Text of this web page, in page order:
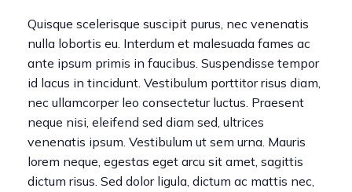
Quisque scelerisque suscipit purus, nec venenatis
nulla lobortis eu. Interdum et malesuada fames ac
ante ipsum primis in faucibus. Suspendisse tempor
id lacus in tincidunt. Vestibulum porttitor risus diam,
nec ullamcorper leo consectetur luctus. Praesent
neque nisi, eleifend sed diam sed, ultrices
venenatis ipsum. Vestibulum ut sem urna. Mauris
lorem neque, egestas eget arcu sit amet, sagittis
dictum risus. Sed dolor ligula, dictum ac mattis nec,